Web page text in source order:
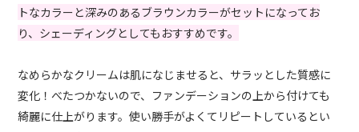
トなカラーと深みのあるブラウンカラーがセットになってお
り、シェーディングとしてもおすすめです。
なめらかなクリームは肌になじませると、サラッとした質感に
変化！べたつかないので、ファンデーションの上から付けても
綺麗に仕上がります。使い勝手がよくてリピートしているとい